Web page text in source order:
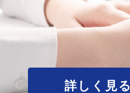
詳しく見る